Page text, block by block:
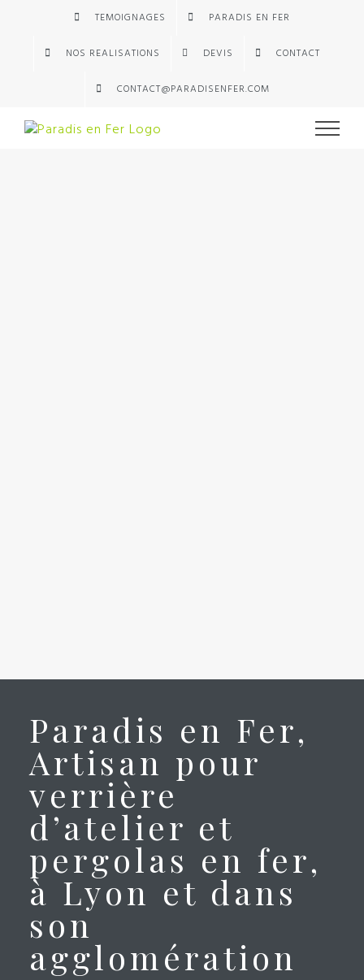
contenu
TEMOIGNAGES PARADIS EN FER
NOS REALISATIONS DEVIS CONTACT
CONTACT@PARADISENFER.COM
Paradis en Fer,
Artisan pour
verrière
d’atelier et
pergolas en fer,
à Lyon et dans
son
agglomération